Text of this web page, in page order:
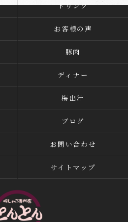
ドリンク
お客様の声
豚肉
ディナー
梅出汁
ブログ
お問い合わせ
サイトマップ